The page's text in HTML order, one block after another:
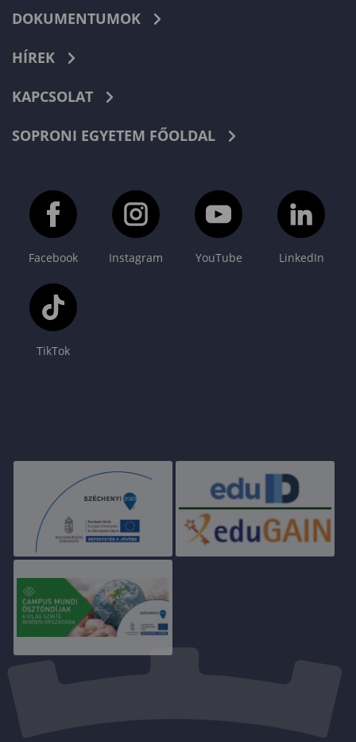
DOKUMENTUMOK
HÍREK
KAPCSOLAT
SOPRONI EGYETEM FŐOLDAL
Facebook Instagram YouTube LinkedIn
TikTok